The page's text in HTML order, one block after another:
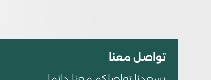
تواصل معنا